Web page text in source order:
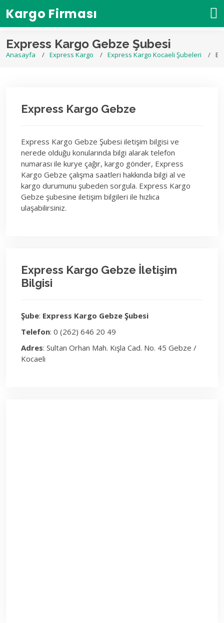
Kargo Firması
Express Kargo Gebze Şubesi
Anasayfa Express Kargo Express Kargo Kocaeli Şubeleri
Express Kargo Gebze
Express Kargo Gebze Şubesi iletişim bilgisi ve
nerede olduğu konularında bilgi alarak telefon
numarası ile kurye çağır, kargo gönder, Express
Kargo Gebze çalışma saatleri hakkında bilgi al ve
kargo durumunu şubeden sorgula. Express Kargo
Gebze şubesine iletişim bilgileri ile hızlıca
ulaşabilirsiniz.
Express Kargo Gebze İletişim
Bilgisi
Şube: Express Kargo Gebze Şubesi
Telefon: 0 (262) 646 20 49
Adres: Sultan Orhan Mah. Kışla Cad. No. 45 Gebze /
Kocaeli